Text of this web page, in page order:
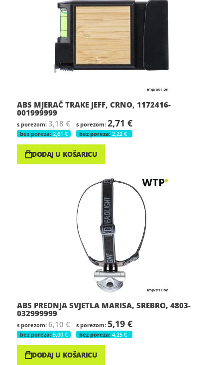
ABS MJERAČ TRAKE JEFF, CRNO, 1172416-
001999999
3,18 €
2,61 €
2,71 €
2,22 €
DODAJ U KOŠARICU
ABS PREDNJA SVJETLA MARISA, SREBRO, 4803-
032999999
6,10 €
5,00 €
5,19 €
4,25 €
DODAJ U KOŠARICU